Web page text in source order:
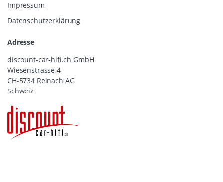
Impressum
Datenschutzerklärung
Adresse
discount-car-hifi.ch GmbH
Wiesenstrasse 4
CH-5734 Reinach AG
Schweiz